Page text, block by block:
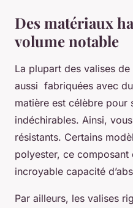
Des matériaux
volume notable
La plupart des valises
aussi fabriquées avec
matière est célèbre pour
indéchirables. Ainsi,
résistants. Certains
polyester, ce
incroyable capacité
Par ailleurs, les valises